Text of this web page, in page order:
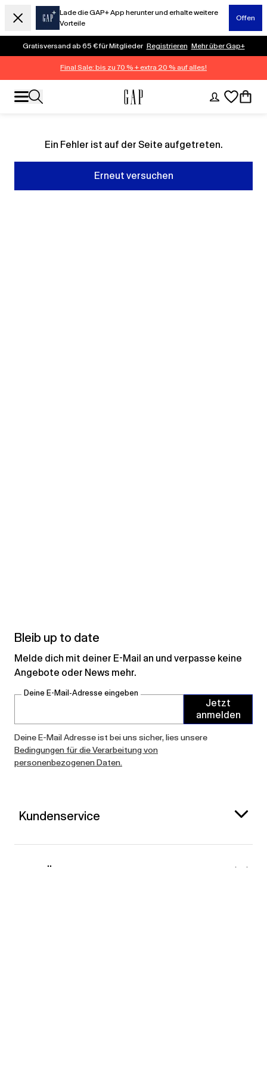
Lade die GAP+ App herunter und erhalte weitere
Vorteile
Offen
Gratisversand ab 65 € für Mitglieder Registrieren Mehr über Gap+
Final Sale: bis zu 70 % + extra 20 % auf alles!
Ein Fehler ist auf der Seite aufgetreten.
Erneut versuchen
Bleib up to date
Melde dich mit deiner E-Mail an und verpasse keine
Angebote oder News mehr.
Deine E-Mail-Adresse eingeben
Jetzt
anmelden
Deine E-Mail Adresse ist bei uns sicher, lies unsere
Bedingungen für die Verarbeitung von
personenbezogenen Daten.
Kundenservice